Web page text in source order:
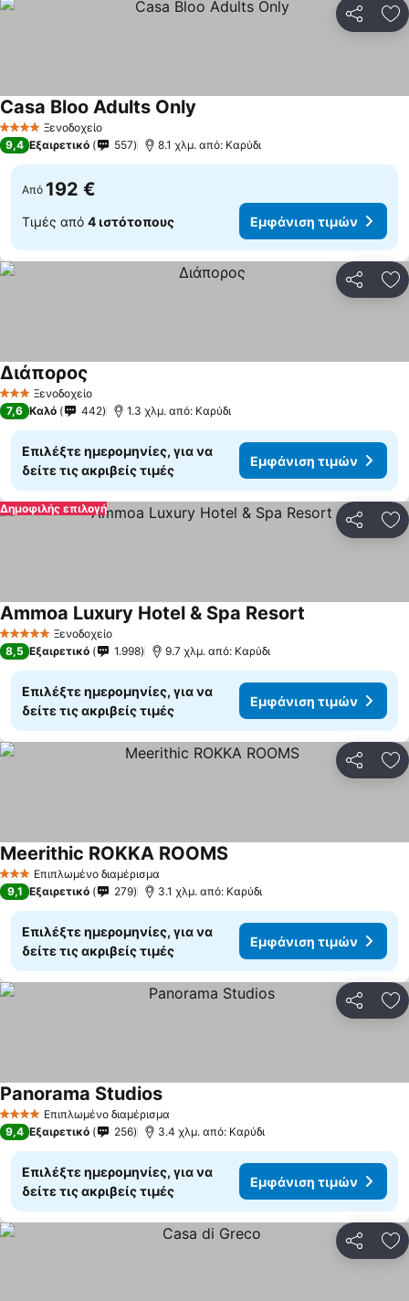
4 ΑστέριαΞενοδοχείο
Casa Bloo Adults Only
9,4 Εξαιρετικό 557 8.1 χλμ. από: Καρύδι
Από 192 €
Τιμές από 4 ιστότοπους Εμφάνιση τιμών
3 ΑστέριαΞενοδοχείο
Διάπορος
7,6 Καλό 442 1.3 χλμ. από: Καρύδι
Επιλέξτε ημερομηνίες, για να
δείτε τις ακριβείς τιμές
Εμφάνιση τιμών
Δημοφιλής επιλογή
5 Αστέρια Ξενοδοχείο
Ammoa Luxury Hotel & Spa Resort
8,5 Εξαιρετικό 1.998 9.7 χλμ. από: Καρύδι
Επιλέξτε ημερομηνίες, για να
δείτε τις ακριβείς τιμές
Εμφάνιση τιμών
3 ΑστέριαΕπιπλωμένο διαμέρισμα
Meerithic ROKKA ROOMS
9,1 Εξαιρετικό 279 3.1 χλμ. από: Καρύδι
Επιλέξτε ημερομηνίες, για να
δείτε τις ακριβείς τιμές
Εμφάνιση τιμών
4 ΑστέριαΕπιπλωμένο διαμέρισμα
Panorama StudiosΕμφάνιση τιμών
9,4 Εξαιρετικό 256 3.4 χλμ. από: Καρύδι
Επιλέξτε ημερομηνίες, για να
δείτε τις ακριβείς τιμές
Εμφάνιση τιμών